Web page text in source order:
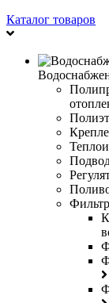
Каталог товаров